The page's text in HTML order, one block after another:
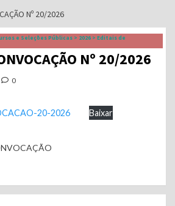
Nº 20/2026
e Seleções Públicas > 2026 > Editais de
Nº 20/2026
0
20-2026 Baixar